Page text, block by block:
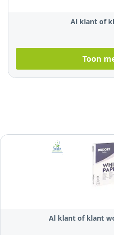
Al klant of
Toon
Al klant of klant